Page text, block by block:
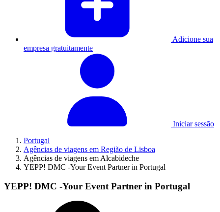
Adicione sua
empresa gratuitamente
Iniciar sessão
Portugal
Agências de viagens em Região de Lisboa
Agências de viagens em Alcabideche
YEPP! DMC -Your Event Partner in Portugal
YEPP! DMC -Your Event Partner in Portugal